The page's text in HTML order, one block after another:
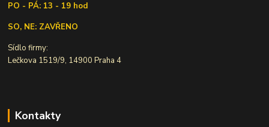
PO - PÁ: 13 - 19 hod
SO, NE: ZAVŘENO
Sídlo firmy:
Lečkova 1519/9, 14900 Praha 4
Kontakty